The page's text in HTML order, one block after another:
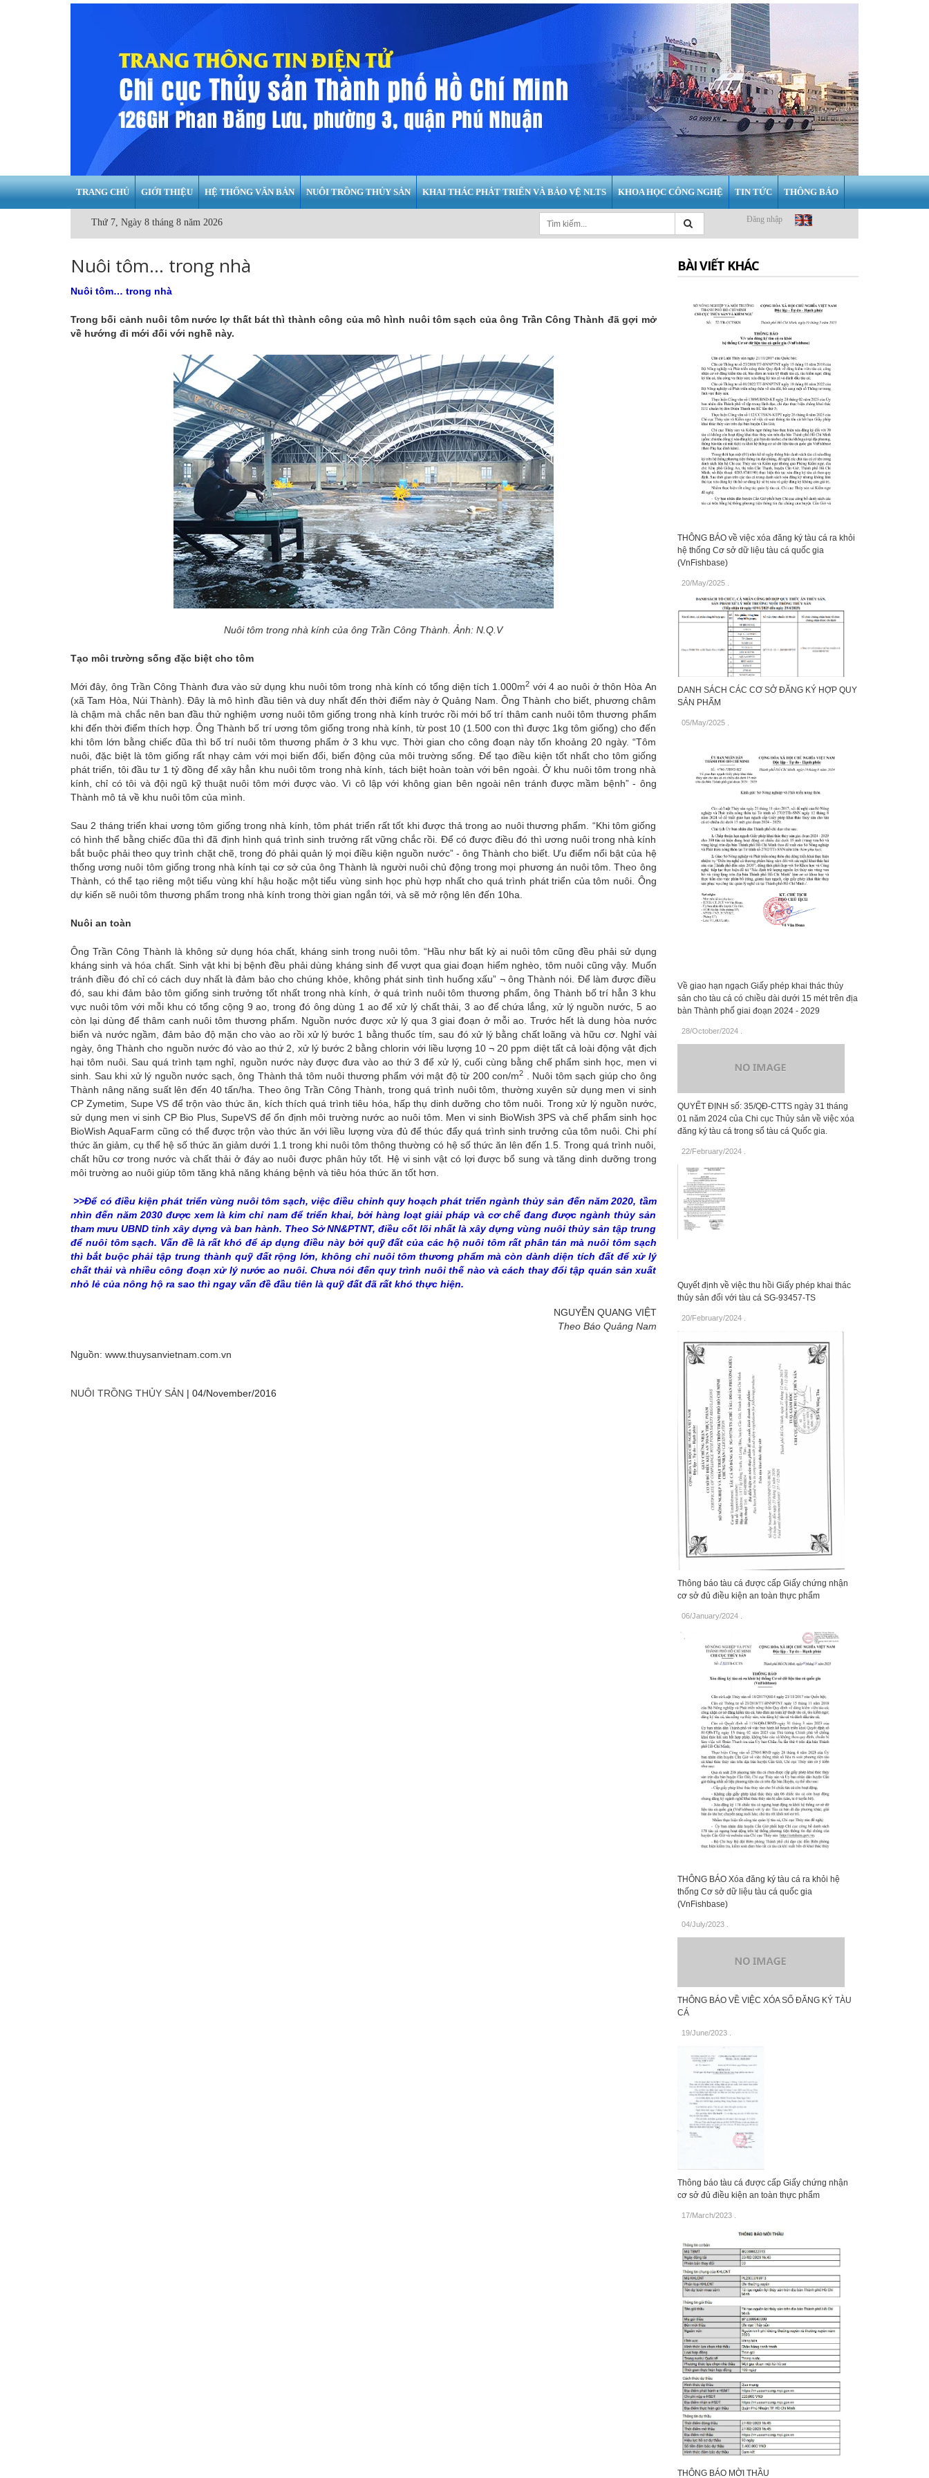
TRANG CHỦ GIỚI THIỆU HỆ THỐNG VĂN BẢN NUÔI TRỒNG THỦY SẢN KHAI THÁC PHÁT TRIỂN VÀ BẢO VỆ NLTS KHOA HỌC CÔNG NGHỆ TIN TỨC THÔNG BÁO
Thứ 7, Ngày 8 tháng 8 năm 2026 Đăng nhập
Nuôi tôm… trong nhà
Nuôi tôm… trong nhà
Trong bối cảnh nuôi tôm nước lợ thất bát thì thành công của mô hình nuôi tôm sạch của ông Trần Công Thành đã gợi mở
về hướng đi mới đối với nghề này.
Nuôi tôm trong nhà kính của ông Trần Công Thành. Ảnh: N.Q.V
Tạo môi trường sống đặc biệt cho tôm
Mới đây, ông Trần Công Thành đưa vào sử dụng khu nuôi tôm trong nhà kính có tổng diện tích 1.000m2 với 4 ao nuôi ở thôn Hòa An
(xã Tam Hòa, Núi Thành). Đây là mô hình đầu tiên và duy nhất đến thời điểm này ở Quảng Nam. Ông Thành cho biết, phương châm
là chậm mà chắc nên ban đầu thử nghiệm ương nuôi tôm giống trong nhà kính trước rồi mới bố trí thâm canh nuôi tôm thương phẩm
khi đến thời điểm thích hợp. Ông Thành bố trí ương tôm giống trong nhà kính, từ post 10 (1.500 con thì được 1kg tôm giống) cho đến
khi tôm lớn bằng chiếc đũa thì bố trí nuôi tôm thương phẩm ở 3 khu vực. Thời gian cho công đoạn này tốn khoảng 20 ngày. “Tôm
nuôi, đặc biệt là tôm giống rất nhạy cảm với mọi biến đổi, biến động của môi trường sống. Để tạo điều kiện tốt nhất cho tôm giống
phát triển, tôi đầu tư 1 tỷ đồng để xây hẳn khu nuôi tôm trong nhà kính, tách biệt hoàn toàn với bên ngoài. Ở khu nuôi tôm trong nhà
kính, chỉ có tôi và đội ngũ kỹ thuật nuôi tôm mới được vào. Vì cô lập với không gian bên ngoài nên tránh được mầm bệnh” - ông
Thành mô tả về khu nuôi tôm của mình.
Sau 2 tháng triển khai ương tôm giống trong nhà kính, tôm phát triển rất tốt khi được thả trong ao nuôi thương phẩm. “Khi tôm giống
có hình thể bằng chiếc đũa thì đã định hình quá trình sinh trưởng rất vững chắc rồi. Để có được điều đó thì ương nuôi trong nhà kính
bắt buộc phải theo quy trình chặt chẽ, trong đó phải quản lý mọi điều kiện nguồn nước” - ông Thành cho biết. Ưu điểm nổi bật của hệ
thống ương nuôi tôm giống trong nhà kính tại cơ sở của ông Thành là người nuôi chủ động trong mọi phương án nuôi tôm. Theo ông
Thành, có thể tạo riêng một tiểu vùng khí hậu hoặc một tiểu vùng sinh học phù hợp nhất cho quá trình phát triển của tôm nuôi. Ông
dự kiến sẽ nuôi tôm thương phẩm trong nhà kính trong thời gian ngắn tới, và sẽ mở rộng lên đến 10ha.
Nuôi an toàn
Ông Trần Công Thành là không sử dụng hóa chất, kháng sinh trong nuôi tôm. “Hầu như bất kỳ ai nuôi tôm cũng đều phải sử dụng
kháng sinh và hóa chất. Sinh vật khi bị bệnh đều phải dùng kháng sinh để vượt qua giai đoạn hiểm nghèo, tôm nuôi cũng vậy. Muốn
tránh điều đó chỉ có cách duy nhất là đảm bảo cho chúng khỏe, không phát sinh tình huống xấu” ¬ ông Thành nói. Để làm được điều
đó, sau khi đảm bảo tôm giống sinh trưởng tốt nhất trong nhà kính, ở quá trình nuôi tôm thương phẩm, ông Thành bố trí hẳn 3 khu
vực nuôi tôm với mỗi khu có tổng cộng 9 ao, trong đó ông dùng 1 ao để xử lý chất thải, 3 ao để chứa lắng, xử lý nguồn nước, 5 ao
còn lại dùng để thâm canh nuôi tôm thương phẩm. Nguồn nước được xử lý qua 3 giai đoạn ở mỗi ao. Trước hết là dung hòa nước
biển và nước ngầm, đảm bảo độ mặn cho vào ao rồi xử lý bước 1 bằng thuốc tím, sau đó xử lý bằng chất loãng và hữu cơ. Nghỉ vài
ngày, ông Thành cho nguồn nước đó vào ao thứ 2, xử lý bước 2 bằng chlorin với liều lượng 10 ¬ 20 ppm diệt tất cả loài động vật địch
hại tôm nuôi. Sau quá trình tạm nghỉ, nguồn nước này được đưa vào ao thứ 3 để xử lý, cuối cùng bằng chế phẩm sinh học, men vi
sinh. Sau khi xử lý nguồn nước sạch, ông Thành thả tôm nuôi thương phẩm với mật độ từ 200 con/m2
. Nuôi tôm sạch giúp cho ông
Thành nâng năng suất lên đến 40 tấn/ha. Theo ông Trần Công Thành, trong quá trình nuôi tôm, thường xuyên sử dụng men vi sinh
CP Zymetim, Supe VS để trộn vào thức ăn, kích thích quá trình tiêu hóa, hấp thụ dinh dưỡng cho tôm nuôi. Trong xử lý nguồn nước,
sử dụng men vi sinh CP Bio Plus, SupeVS để ổn định môi trường nước ao nuôi tôm. Men vi sinh BioWish 3PS và chế phẩm sinh học
BioWish AquaFarm cũng có thể được trộn vào thức ăn với liều lượng vừa đủ để thúc đẩy quá trình sinh trưởng của tôm nuôi. Chi phí
thức ăn giảm, cụ thể hệ số thức ăn giảm dưới 1.1 trong khi nuôi tôm thông thường có hệ số thức ăn lên đến 1.5. Trong quá trình nuôi,
chất hữu cơ trong nước và chất thải ở đáy ao nuôi được phân hủy tốt. Hệ vi sinh vật có lợi được bổ sung và tăng dinh dưỡng trong
môi trường ao nuôi giúp tôm tăng khả năng kháng bệnh và tiêu hóa thức ăn tốt hơn.
>>Để có điều kiện phát triển vùng nuôi tôm sạch, việc điều chỉnh quy hoạch phát triển ngành thủy sản đến năm 2020, tầm
nhìn đến năm 2030 được xem là kim chỉ nam để triển khai, bởi hàng loạt giải pháp và cơ chế đang được ngành thủy sản
tham mưu UBND tỉnh xây dựng và ban hành. Theo Sở NN&PTNT, điều cốt lõi nhất là xây dựng vùng nuôi thủy sản tập trung
để nuôi tôm sạch. Vấn đề là rất khó để áp dụng điều này bởi quỹ đất của các hộ nuôi tôm rất phân tán mà nuôi tôm sạch
thì bắt buộc phải tập trung thành quỹ đất rộng lớn, không chỉ nuôi tôm thương phẩm mà còn dành diện tích đất để xử lý
chất thải và nhiều công đoạn xử lý nước ao nuôi. Chưa nói đến quy trình nuôi thế nào và cách thay đổi tập quán sản xuất
nhỏ lẻ của nông hộ ra sao thì ngay vấn đề đầu tiên là quỹ đất đã rất khó thực hiện.
NGUYỄN QUANG VIỆT
Theo Báo Quảng Nam
Nguồn: www.thuysanvietnam.com.vn
NUÔI TRỒNG THỦY SẢN | 04/November/2016
BÀI VIẾT KHÁC
THÔNG BÁO về việc xóa đăng ký tàu cá ra khỏi
hệ thống Cơ sở dữ liệu tàu cá quốc gia
(VnFishbase)
20/May/2025.
DANH SÁCH CÁC CƠ SỞ ĐĂNG KÝ HỢP QUY
SẢN PHẨM
05/May/2025.
Về giao hạn ngạch Giấy phép khai thác thủy
sản cho tàu cá có chiều dài dưới 15 mét trên địa
bàn Thành phố giai đoạn 2024 - 2029
28/October/2024.
QUYẾT ĐỊNH số: 35/QĐ-CTTS ngày 31 tháng
01 năm 2024 của Chi cục Thủy sản về việc xóa
đăng ký tàu cá trong sổ tàu cá Quốc gia.
22/February/2024.
Quyết định về việc thu hồi Giấy phép khai thác
thủy sản đối với tàu cá SG-93457-TS
20/February/2024.
Thông báo tàu cá được cấp Giấy chứng nhận
cơ sở đủ điều kiện an toàn thực phẩm
06/January/2024.
THÔNG BÁO Xóa đăng ký tàu cá ra khỏi hệ
thống Cơ sở dữ liệu tàu cá quốc gia
(VnFishbase)
04/July/2023.
THÔNG BÁO VỀ VIỆC XÓA SỐ ĐĂNG KÝ TÀU
CÁ
19/June/2023.
Thông báo tàu cá được cấp Giấy chứng nhận
cơ sở đủ điều kiện an toàn thực phẩm
17/March/2023.
THÔNG BÁO MỜI THẦU